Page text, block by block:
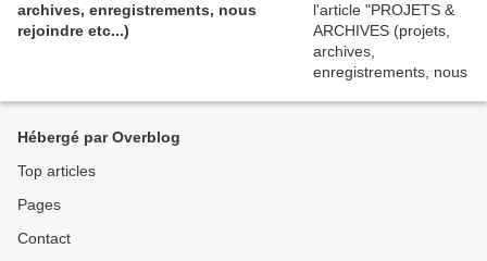
archives, enregistrements, nous
rejoindre etc...)
Hébergé par Overblog
Top articles
Pages
Contact